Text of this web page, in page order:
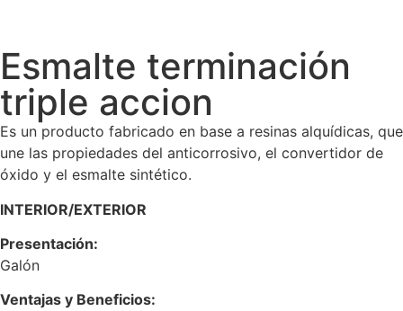
Esmalte terminación
triple accion
Es un producto fabricado en base a resinas alquídicas, que
une las propiedades del anticorrosivo, el convertidor de
óxido y el esmalte sintético.
INTERIOR/EXTERIOR
Presentación:
Galón
Ventajas y Beneficios: